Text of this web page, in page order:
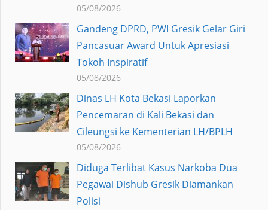
05/08/2026
Gandeng DPRD, PWI Gresik Gelar Giri
Pancasuar Award Untuk Apresiasi
Tokoh Inspiratif
05/08/2026
Dinas LH Kota Bekasi Laporkan
Pencemaran di Kali Bekasi dan
Cileungsi ke Kementerian LH/BPLH
05/08/2026
Diduga Terlibat Kasus Narkoba Dua
Pegawai Dishub Gresik Diamankan
Polisi